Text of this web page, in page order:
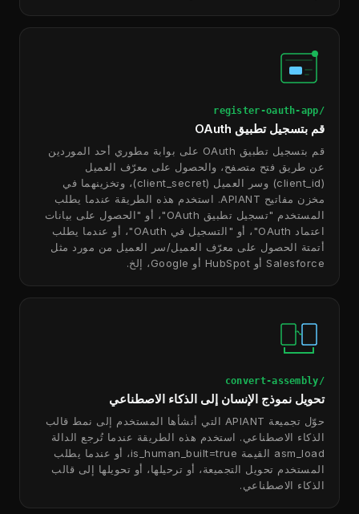
/register-oauth-app
قم بتسجيل تطبيق OAuth
قم بتسجيل تطبيق OAuth على بوابة مطوري أحد الموردين
عن طريق فتح متصفح، والحصول على معرّف العميل
(client_id) وسر العميل (client_secret)، وتخزينهما في
مخزن مفاتيح APIANT. استخدم هذه الطريقة عندما يطلب
المستخدم "تسجيل تطبيق OAuth"، أو "الحصول على بيانات
اعتماد OAuth"، أو "التسجيل في OAuth"، أو عندما يطلب
أتمتة الحصول على معرّف العميل/سر العميل من مورد مثل
Salesforce أو HubSpot أو Google، إلخ.
/convert-assembly
تحويل نموذج الإنسان إلى الذكاء الاصطناعي
حوّل تجميعة APIANT التي أنشأها المستخدم إلى نمط قالب
الذكاء الاصطناعي. استخدم هذه الطريقة عندما تُرجع الدالة
asm_load القيمة is_human_built=true، أو عندما يطلب
المستخدم تحويل التجميعة، أو ترحيلها، أو تحويلها إلى قالب
الذكاء الاصطناعي.